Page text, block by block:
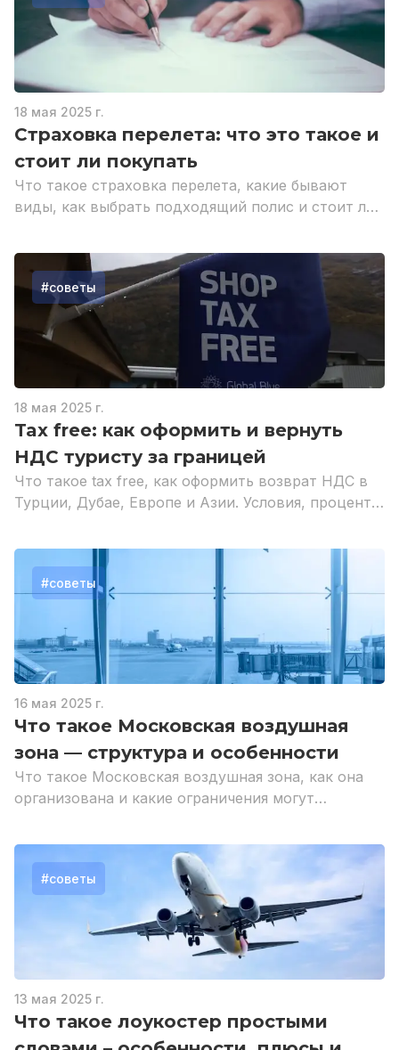
18 мая 2025 г.
Страховка перелета: что это такое и
стоит ли покупать
Что такое страховка перелета, какие бывают
виды, как выбрать подходящий полис и стоит ли
#советы
18 мая 2025 г.
Tax free: как оформить и вернуть
НДС туристу за границей
Что такое tax free, как оформить возврат НДС в
Турции, Дубае, Европе и Азии. Условия, проценты
туристов.
#советы
16 мая 2025 г.
Что такое Московская воздушная
зона — структура и особенности
Что такое Московская воздушная зона, как она
организована и какие ограничения могут
#советы
13 мая 2025 г.
Что такое лоукостер простыми